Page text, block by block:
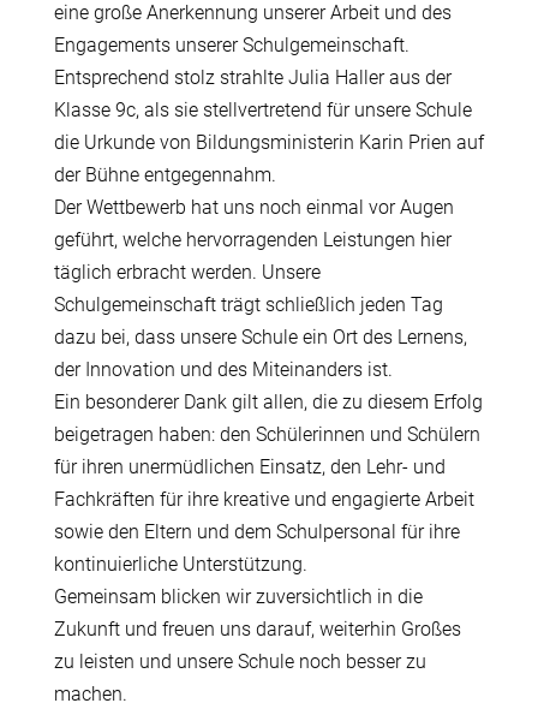
eine große Anerkennung unserer Arbeit und des
Engagements unserer Schulgemeinschaft.
Entsprechend stolz strahlte Julia Haller aus der
Klasse 9c, als sie stellvertretend für unsere Schule
die Urkunde von Bildungsministerin Karin Prien auf
der Bühne entgegennahm.
Der Wettbewerb hat uns noch einmal vor Augen
geführt, welche hervorragenden Leistungen hier
täglich erbracht werden. Unsere
Schulgemeinschaft trägt schließlich jeden Tag
dazu bei, dass unsere Schule ein Ort des Lernens,
der Innovation und des Miteinanders ist.
Ein besonderer Dank gilt allen, die zu diesem Erfolg
beigetragen haben: den Schülerinnen und Schülern
für ihren unermüdlichen Einsatz, den Lehr- und
Fachkräften für ihre kreative und engagierte Arbeit
sowie den Eltern und dem Schulpersonal für ihre
kontinuierliche Unterstützung.
Gemeinsam blicken wir zuversichtlich in die
Zukunft und freuen uns darauf, weiterhin Großes
zu leisten und unsere Schule noch besser zu
machen.